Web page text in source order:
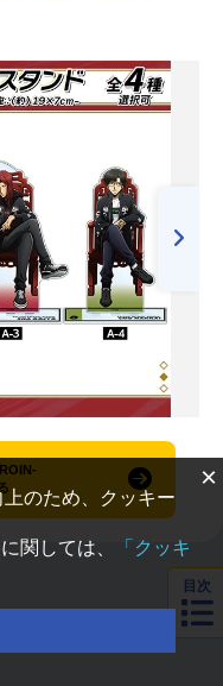
目次
×
のため、クッキー
関しては、
「クッキ